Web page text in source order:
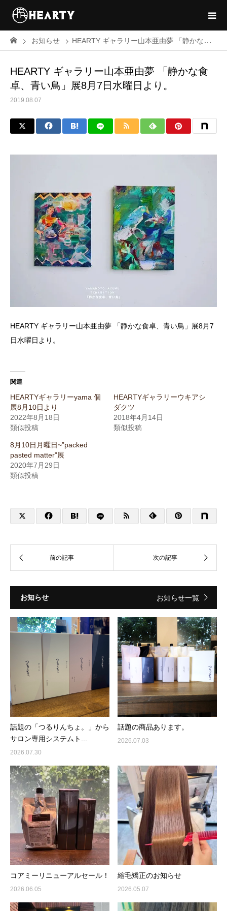
お知らせ HEARTY ギャラリー山本亜由夢 「静かな食卓、青い鳥」展8月7日水曜日より。
HEARTY ギャラリー山本亜由夢 「静かな食
卓、青い鳥」展8月7日水曜日より。
2019.08.07
HEARTY ギャラリー山本亜由夢 「静かな食卓、青い鳥」展8月7
日水曜日より。
関連
HEARTYギャラリーyama 個
展8月10日より
2022年8月18日
類似投稿
HEARTYギャラリーウキアシ
ダクツ
2018年4月14日
類似投稿
8月10日月曜日~”packed
pasted matter”展
2020年7月29日
類似投稿
お知らせ お知らせ一覧
話題の「つるりんちょ。」から
サロン専用システムト...
2026.07.30
話題の商品あります。
2026.07.03
コアミーリニューアルセール！
2026.06.05
縮毛矯正のお知らせ
2026.05.07